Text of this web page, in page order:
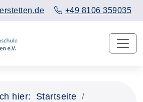
+49 8106 359035
hier:
Startseite